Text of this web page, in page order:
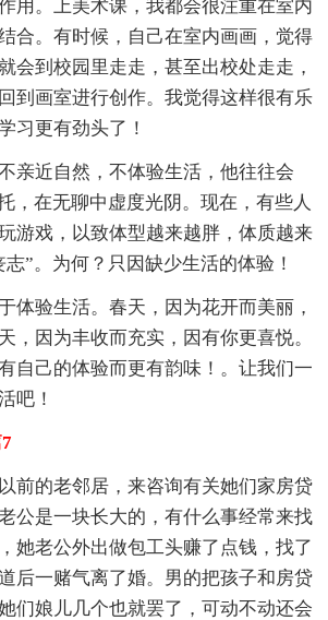
用。上美术课，我都会很注重在室内
合。有时候，自己在室内画画，觉得
会到校园里走走，甚至出校处走走，
到画室进行创作。我觉得这样很有乐
习更有劲头了！
近自然，不体验生活，他往往会
，在无聊中虚度光阴。现在，有些人
游戏，以致体型越来越胖，体质越来
”。为何？只因缺少生活的体验！
验生活。春天，因为花开而美丽，
，因为丰收而充实，因有你更喜悦。
自己的体验而更有韵味！。让我们一
吧！
的老邻居，来咨询有关她们家房贷
公是一块长大的，有什么事经常来找
她老公外出做包工头赚了点钱，找了
后一赌气离了婚。男的把孩子和房贷
们娘儿几个也就罢了，可动不动还会